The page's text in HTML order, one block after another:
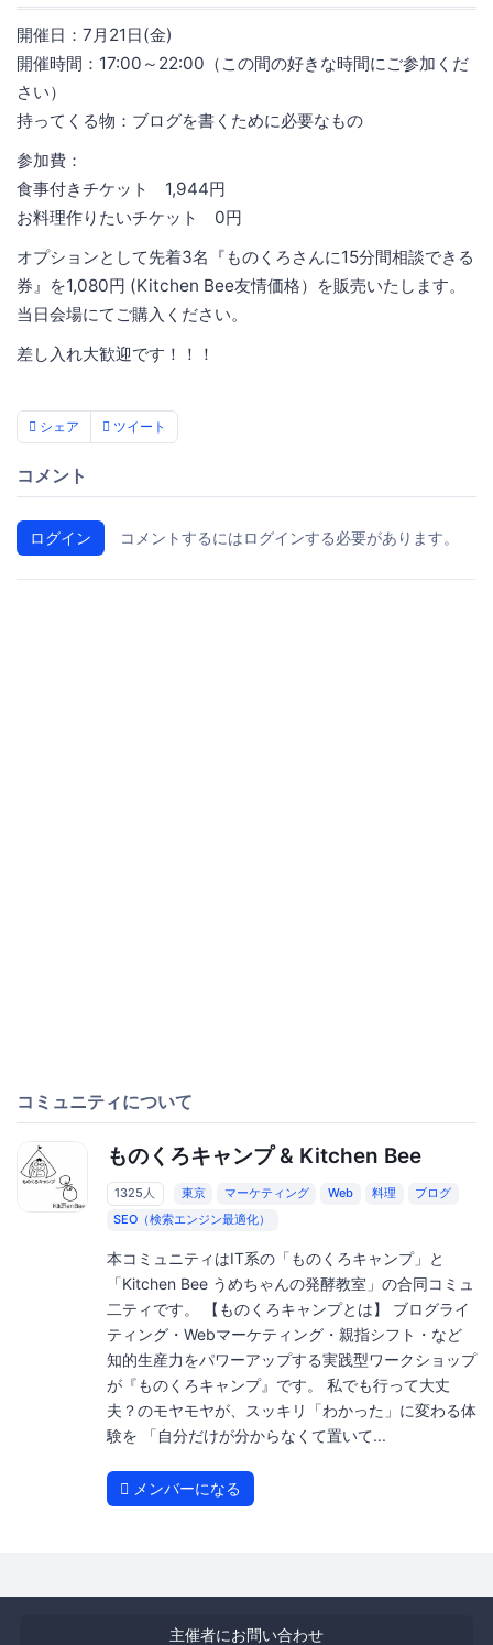
開催日：7月21日(金)
開催時間：17:00～22:00（この間の好きな時間にご参加くだ
さい）
持ってくる物：ブログを書くために必要なもの
参加費：
食事付きチケット 1,944円
お料理作りたいチケット 0円
オプションとして先着3名『ものくろさんに15分間相談できる
券』を1,080円 (Kitchen Bee友情価格）を販売いたします。
当日会場にてご購入ください。
差し入れ大歓迎です！！！
シェア ツイート
コメント
ログイン コメントするにはログインする必要があります。
コミュニティについて
ものくろキャンプ & Kitchen Bee
1325人 東京 マーケティング Web 料理
ブログ
SEO（検索エンジン最適化）
本コミュニティはIT系の「ものくろキャンプ」と
「Kitchen Bee うめちゃんの発酵教室」の合同コミュ
二ティです。 【ものくろキャンプとは】 ブログライ
ティング・Webマーケティング・親指シフト・など
知的生産力をパワーアップする実践型ワークショップ
が『ものくろキャンプ』です。 私でも行って大丈
夫？のモヤモヤが、スッキリ「わかった」に変わる体
験を 「自分だけが分からなくて置いて...
メンバーになる
主催者にお問い合わせ